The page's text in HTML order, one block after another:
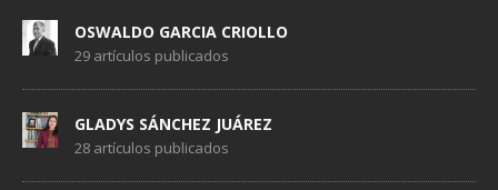
OSWALDO GARCIA CRIOLLO
29 artículos publicados
GLADYS SÁNCHEZ JUÁREZ
28 artículos publicados